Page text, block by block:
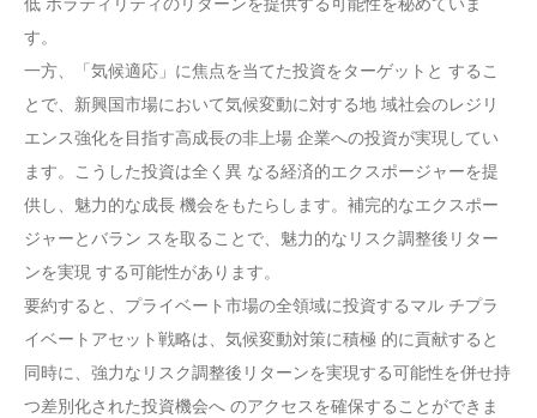
低 ボラティリティのリターンを提供する可能性を秘めていま
す。
一方、「気候適応」に焦点を当てた投資をターゲットと するこ
とで、新興国市場において気候変動に対する地 域社会のレジリ
エンス強化を目指す高成長の非上場 企業への投資が実現してい
ます。こうした投資は全く異 なる経済的エクスポージャーを提
供し、魅力的な成長 機会をもたらします。補完的なエクスポー
ジャーとバラン スを取ることで、魅力的なリスク調整後リター
ンを実現 する可能性があります。
要約すると、プライベート市場の全領域に投資するマル チプラ
イベートアセット戦略は、気候変動対策に積極 的に貢献すると
同時に、強力なリスク調整後リターンを実現する可能性を併せ持
つ差別化された投資機会へ のアクセスを確保することができま